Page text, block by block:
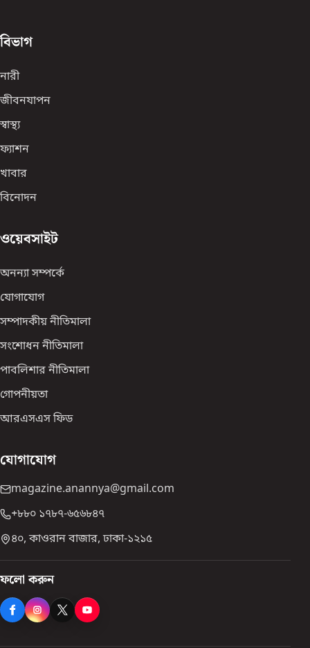
বিভাগ
নারী
জীবনযাপন
স্বাস্থ্য
ফ্যাশন
খাবার
বিনোদন
ওয়েবসাইট
অনন্যা সম্পর্কে
যোগাযোগ
সম্পাদকীয় নীতিমালা
সংশোধন নীতিমালা
পাবলিশার নীতিমালা
গোপনীয়তা
আরএসএস ফিড
যোগাযোগ
magazine.anannya@gmail.com
+৮৮০ ১৭৮৭-৬৫৬৮৪৭
৪০, কাওরান বাজার, ঢাকা-১২১৫
ফলো করুন